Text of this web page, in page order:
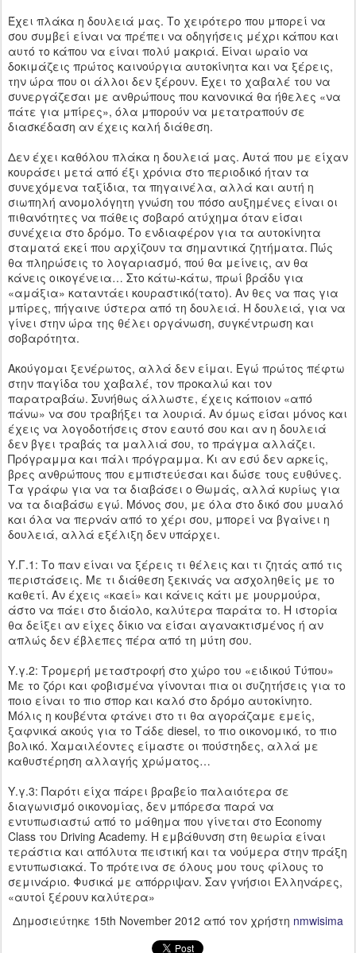
Έχει πλάκα η δουλειά μας. Το χειρότερο που μπορεί να
σου συμβεί είναι να πρέπει να οδηγήσεις μέχρι κάπου και
αυτό το κάπου να είναι πολύ μακριά. Είναι ωραίο να
δοκιμάζεις πρώτος καινούργια αυτοκίνητα και να ξέρεις,
την ώρα που οι άλλοι δεν ξέρουν. Έχει το χαβαλέ του να
συνεργάζεσαι με ανθρώπους που κανονικά θα ήθελες «να
πάτε για μπίρες», όλα μπορούν να μετατραπούν σε
διασκέδαση αν έχεις καλή διάθεση.
Δεν έχει καθόλου πλάκα η δουλειά μας. Αυτά που με είχαν
κουράσει μετά από έξι χρόνια στο περιοδικό ήταν τα
συνεχόμενα ταξίδια, τα πηγαινέλα, αλλά και αυτή η
σιωπηλή ανομολόγητη γνώση του πόσο αυξημένες είναι οι
πιθανότητες να πάθεις σοβαρό ατύχημα όταν είσαι
συνέχεια στο δρόμο. Το ενδιαφέρον για τα αυτοκίνητα
σταματά εκεί που αρχίζουν τα σημαντικά ζητήματα. Πώς
θα πληρώσεις το λογαριασμό, πού θα μείνεις, αν θα
κάνεις οικογένεια… Στο κάτω-κάτω, πρωί βράδυ για
«αμάξια» καταντάει κουραστικό(τατο). Αν θες να πας για
μπίρες, πήγαινε ύστερα από τη δουλειά. Η δουλειά, για να
γίνει στην ώρα της θέλει οργάνωση, συγκέντρωση και
σοβαρότητα.
Ακούγομαι ξενέρωτος, αλλά δεν είμαι. Εγώ πρώτος πέφτω
στην παγίδα του χαβαλέ, τον προκαλώ και τον
παρατραβάω. Συνήθως άλλωστε, έχεις κάποιον «από
πάνω» να σου τραβήξει τα λουριά. Αν όμως είσαι μόνος και
έχεις να λογοδοτήσεις στον εαυτό σου και αν η δουλειά
δεν βγει τραβάς τα μαλλιά σου, το πράγμα αλλάζει.
Πρόγραμμα και πάλι πρόγραμμα. Κι αν εσύ δεν αρκείς,
βρες ανθρώπους που εμπιστεύεσαι και δώσε τους ευθύνες.
Τα γράφω για να τα διαβάσει ο Θωμάς, αλλά κυρίως για
να τα διαβάσω εγώ. Μόνος σου, με όλα στο δικό σου μυαλό
και όλα να περνάν από το χέρι σου, μπορεί να βγαίνει η
δουλειά, αλλά εξέλιξη δεν υπάρχει.
Υ.Γ.1: Το παν είναι να ξέρεις τι θέλεις και τι ζητάς από τις
περιστάσεις. Με τι διάθεση ξεκινάς να ασχοληθείς με το
καθετί. Αν έχεις «καεί» και κάνεις κάτι με μουρμούρα,
άστο να πάει στο διάολο, καλύτερα παράτα το. Η ιστορία
θα δείξει αν είχες δίκιο να είσαι αγανακτισμένος ή αν
απλώς δεν έβλεπες πέρα από τη μύτη σου.
Υ.γ.2: Τρομερή μεταστροφή στο χώρο του «ειδικού Τύπου»
Με το ζόρι και φοβισμένα γίνονται πια οι συζητήσεις για το
ποιο είναι το πιο σπορ και καλό στο δρόμο αυτοκίνητο.
Μόλις η κουβέντα φτάνει στο τι θα αγοράζαμε εμείς,
ξαφνικά ακούς για το Τάδε diesel, το πιο οικονομικό, το πιο
βολικό. Χαμαιλέοντες είμαστε οι πούστηδες, αλλά με
καθυστέρηση αλλαγής χρώματος…
Υ.γ.3: Παρότι είχα πάρει βραβείο παλαιότερα σε
διαγωνισμό οικονομίας, δεν μπόρεσα παρά να
εντυπωσιαστώ από το μάθημα που γίνεται στο Economy
Class του Driving Academy. Η εμβάθυνση στη θεωρία είναι
τεράστια και απόλυτα πειστική και τα νούμερα στην πράξη
εντυπωσιακά. Το πρότεινα σε όλους μου τους φίλους το
σεμινάριο. Φυσικά με απόρριψαν. Σαν γνήσιοι Ελληνάρες,
«αυτοί ξέρουν καλύτερα»
Δημοσιεύτηκε 15th November 2012 από τον χρήστη nmwisima